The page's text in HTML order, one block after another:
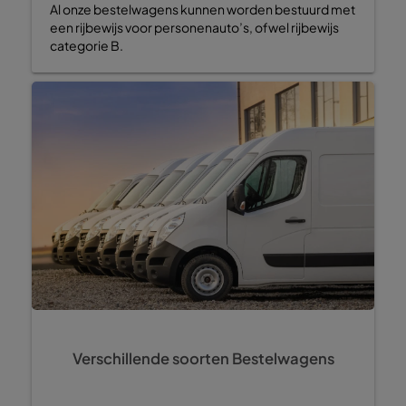
Al onze bestelwagens kunnen worden bestuurd met
een rijbewijs voor personenauto’s, ofwel rijbewijs
categorie B.
Verschillende soorten Bestelwagens